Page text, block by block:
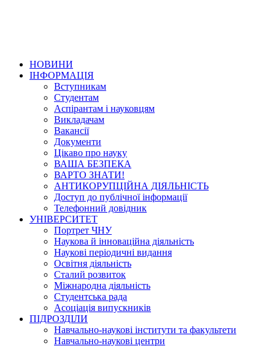
НОВИНИ
ІНФОРМАЦІЯ
Вступникам
Студентам
Аспірантам і науковцям
Викладачам
Вакансії
Документи
Цікаво про науку
ВАША БЕЗПЕКА
ВАРТО ЗНАТИ!
АНТИКОРУПЦІЙНА ДІЯЛЬНІСТЬ
Доступ до публічної інформації
Телефонний довідник
УНІВЕРСИТЕТ
Портрет ЧНУ
Наукова й інноваційна діяльність
Наукові періодичні видання
Освітня діяльність
Сталий розвиток
Міжнародна діяльність
Студентська рада
Асоціація випускників
ПІДРОЗДІЛИ
Навчально-наукові інститути та факультети
Навчально-наукові центри